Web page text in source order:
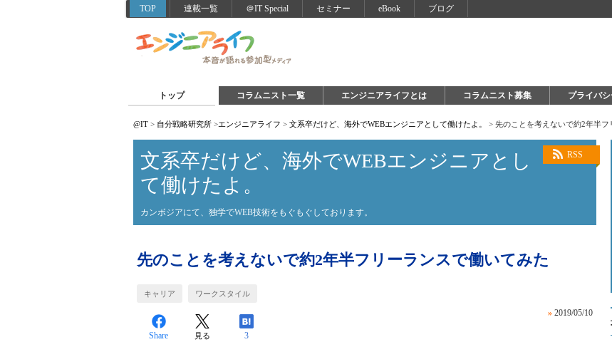
TOP 連載一覧 ＠IT Special セミナー eBook ブログ
トップ コラムニスト一覧 エンジニアライフとは コラムニスト募集 プライバ
@IT > 自分戦略研究所 >エンジニアライフ > 文系卒だけど、海外でWEBエンジニアとして働けたよ。 > 先のことを考えないで約2年半フ
RSS
文系卒だけど、海外でWEBエンジニアとし
て働けたよ。
カンボジアにて、独学でWEB技術をもぐもぐしております。
先のことを考えないで約2年半フリーランスで働いてみた
キャリア ワークスタイル
» 2019/05/10
Share 見る 3